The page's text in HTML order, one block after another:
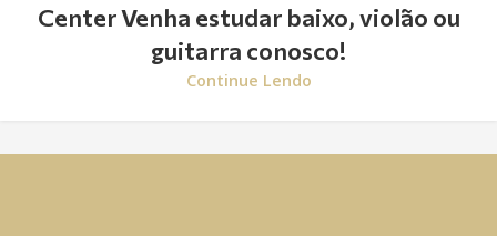
Center Venha estudar baixo, violão ou
guitarra conosco!
Continue Lendo